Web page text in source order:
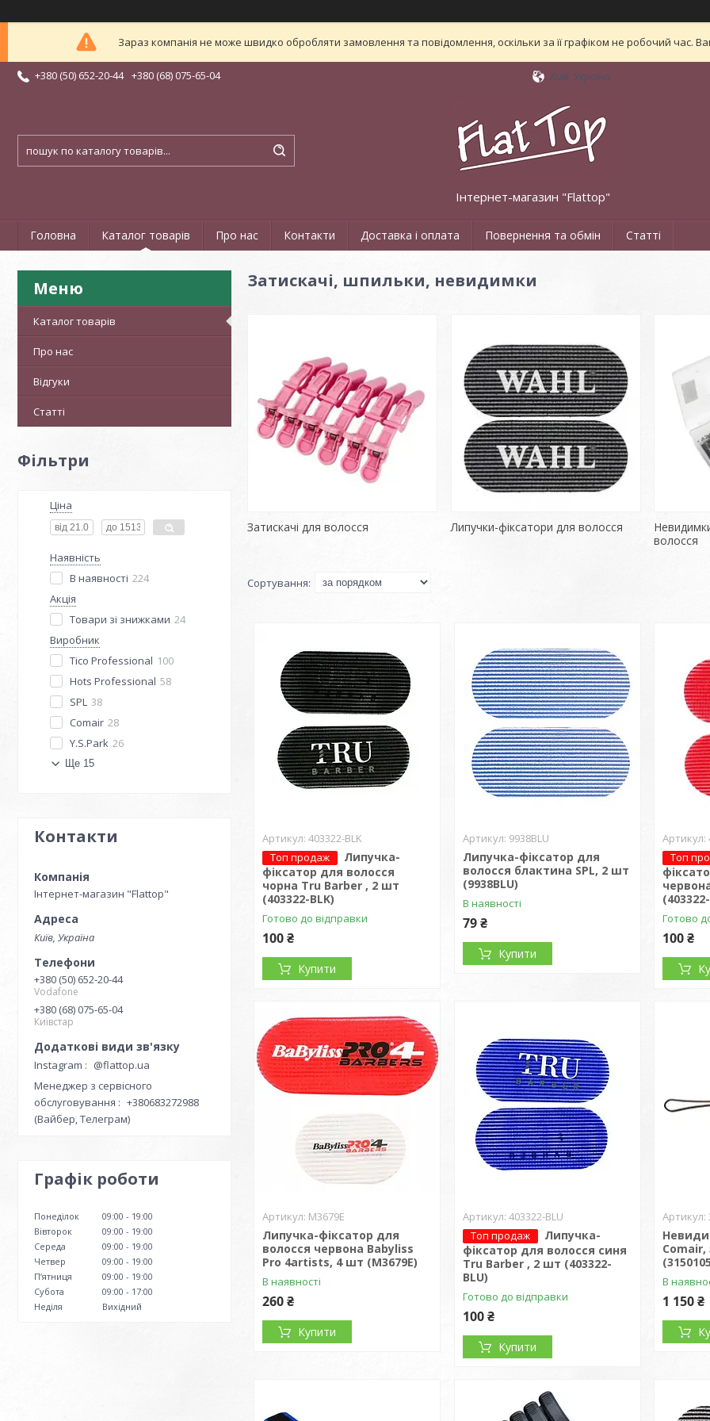
Зараз компанія не може швидко обробляти замовлення та повідомлення, оскільки за її графіком не робочий
+380 (50) 652-20-44 +380 (68) 075-65-04 Київ, Україна
Інтернет-магазин "Flattop"
Головна Каталог товарів Про нас Контакти Доставка і оплата Повернення та обмін Статті
Каталог товарів
Про нас
Відгуки
Статті
Фільтри
Ціна
Наявність
В наявності 224
Акція
Товари зі знижками 24
Виробник
Tico Professional 100
Hots Professional 58
SPL 38
Comair 28
Y.S.Park 26
Ще 15
Контакти
Інтернет-магазин "Flattop"
Київ, Україна
+380 (50) 652-20-44
Vodafone
+380 (68) 075-65-04
Київстар
Instagram
@flattop.ua
Менеджер з сервісного
обслуговування
+380683272988
(Вайбер, Телеграм)
Графік роботи
Понеділок 09:00
19:00
Вівторок
09:00
19:00
Середа
09:00
19:00
Четвер
09:00
19:00
Пʼятниця
09:00
19:00
Субота
09:00
17:00
Неділя
Вихідний
Затискачі, шпильки, невидимки
Затискачі для волосся Липучки-фіксатори для волосся
волосся
403322-BLK
Топ продаж
Липучка-
фіксатор для волосся
чорна Tru Barber , 2 шт
(403322-BLK)
Готово до відправки
100 ₴
Купити
9938BLU
Липучка-фіксатор для
волосся блактина SPL, 2 шт
(9938BLU)
В наявності
79 ₴
Купити
Топ
Готово
100 ₴
M3679E
Липучка-фіксатор для
волосся червона Babyliss
Pro 4artists, 4 шт (M3679E)
В наявності
260 ₴
Купити
403322-BLU
Топ продаж
Липучка-
фіксатор для волосся синя
Tru Barber , 2 шт (403322-
BLU)
Готово до відправки
100 ₴
Купити
В
1 150 ₴